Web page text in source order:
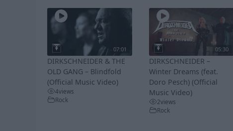
07:01
DIRKSCHNEIDER & THE
OLD GANG – Blindfold
(Official Music Video)
4views
Rock
05:30
DIRKSCHNEIDER –
Winter Dreams (feat.
Doro Pesch) (Official
Music Video)
2views
Rock